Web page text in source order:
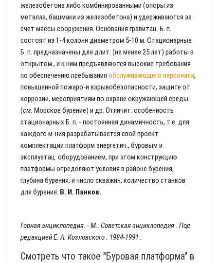
железобетона либо комбинированными (опоры из
металла, башмаки из железобетона) и удерживаются за
счёт массы сооружения. Основания гравитац. Б. п.
состоят из 1-4 колонн диаметром 5-10 м. Стационарные
Б. п. предназначены для длит. (не менее 25 лет) работы в
открытом , и к ним предъявляются высокие требования
по обеспечению пребывания обслуживающего персонала,
повышенной пожаро-и взрывобезопасности, защите от
коррозии, мероприятиям по охране окружающей среды
(см. Морское бурение) и др. Отличит. особенность
стационарных Б. п. - постоянная динамичность, т.е. для
каждого м-ния разрабатывается свой проект
комплектации платформ энергетич., буровым и
эксплуатац. оборудованием, при этом конструкцию
платформы определяют условия в районе бурения,
глубина бурения, и число скважин, количество станков
для бурения. В. И. Панков.
Горная энциклопедия. - М.: Советская энциклопедия. Под
редакцией Е. А. Козловского. 1984-1991 .
Смотреть что такое "Буровая платформа" в